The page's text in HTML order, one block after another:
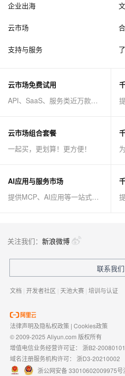
企业出海
云市场
支持与服务
云市场免费试用
API、SaaS、服务类近万款商品免费试！
云市场组合套餐
一起买，更划算！更方便！
AI应用与服务市场
提供MCP、AI应用等一站式AI解决方案
关注我们： 新浪微博
联系我们
文档 | 开发者社区 | 天池大赛 | 培训与认证
法律声明及隐私权政策 | Cookies政策
© 2009-2025 Aliyun.com 版权所有
增值电信业务经营许可证： 浙B2-20080101
域名注册服务机构许可： 浙D3-20210002
浙公网安备 33010602009975号